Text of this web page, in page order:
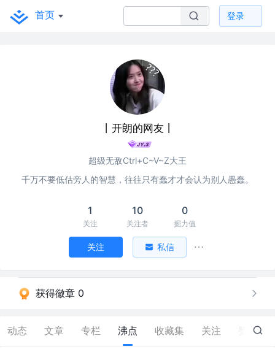
首页 登录
丨开朗的网友丨
超级无敌Ctrl+C~V~Z大王
千万不要低估旁人的智慧，往往只有蠢才才会认为别人愚蠢。
1
关注
10
关注者
0
掘力值
关注 私信
获得徽章 0
动态 文章 专栏 沸点 收藏集 关注 0